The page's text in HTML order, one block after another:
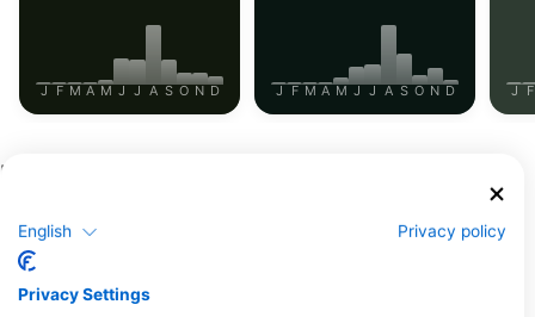
J F M A M J J A S O N D J F M A M J J A S O N D J F
Merülőközpontok, amelyek ezt a
Scublue Dive Center
Hendrik van Ravestijnplein 76, 2282
English Privacy policy
Privacy Settings